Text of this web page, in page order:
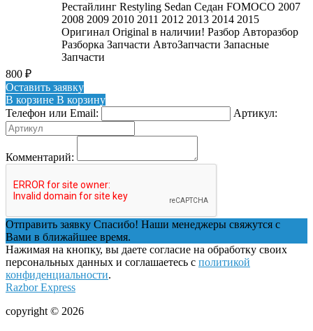
Рестайлинг Restyling Sedan Седан FOMOCO 2007
2008 2009 2010 2011 2012 2013 2014 2015
Оригинал Original в наличии! Разбор Авторазбор
Разборка Запчасти АвтоЗапчасти Запасные
Запчасти
800 ₽
Оставить заявку
В корзине В корзину
Телефон или Email:
Артикул:
Комментарий:
Отправить заявку Спасибо! Наши менеджеры свяжутся с
Вами в ближайшее время.
Нажимая на кнопку, вы даете согласие на обработку своих
персональных данных и соглашаетесь с политикой
конфиденциальности.
Razbor Express
copyright © 2026